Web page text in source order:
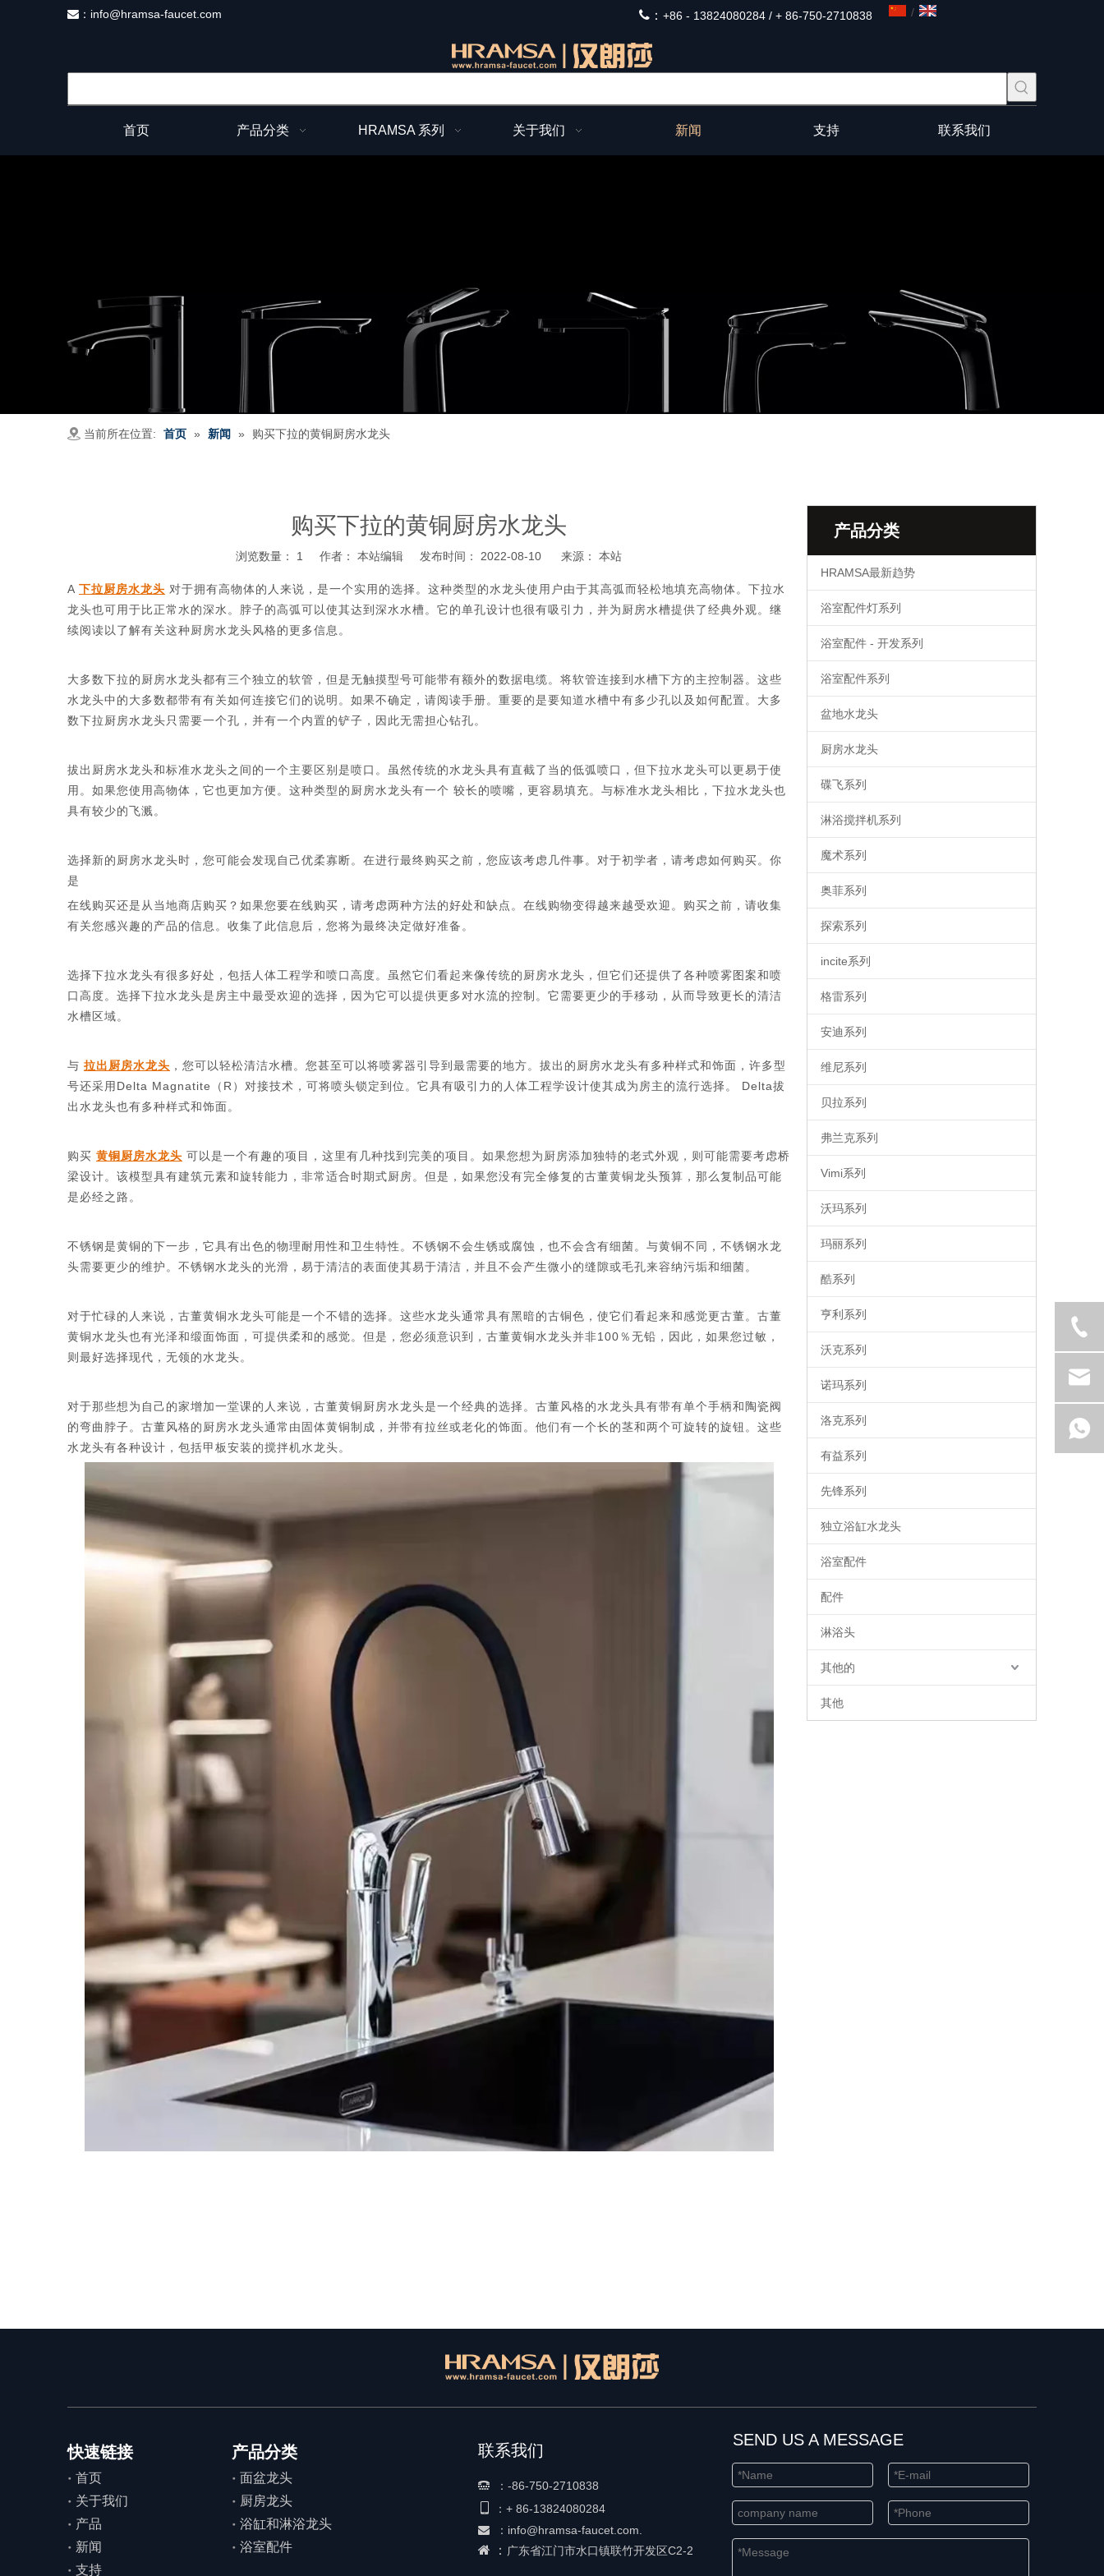
 ： info@hramsa-faucet.com ： +86 - 13824080284 / + 86-750-2710838 /
首页 产品分类 HRAMSA 系列 关于我们 新闻 支持 联系我们
当前所在位置: 首页 » 新闻 » 购买下拉的黄铜厨房水龙头
购买下拉的黄铜厨房水龙头
浏览数量： 1 作者： 本站编辑 发布时间： 2022-08-10 来源： 本站
A 下拉厨房水龙头 对于拥有高物体的人来说，是一个实用的选择。这种类型的水龙头使用户由于其高弧而轻松地填充高物体。下拉水
龙头也可用于比正常水的深水。脖子的高弧可以使其达到深水水槽。它的单孔设计也很有吸引力，并为厨房水槽提供了经典外观。继
续阅读以了解有关这种厨房水龙头风格的更多信息。
大多数下拉的厨房水龙头都有三个独立的软管，但是无触摸型号可能带有额外的数据电缆。将软管连接到水槽下方的主控制器。这些
水龙头中的大多数都带有有关如何连接它们的说明。如果不确定，请阅读手册。重要的是要知道水槽中有多少孔以及如何配置。大多
数下拉厨房水龙头只需要一个孔，并有一个内置的铲子，因此无需担心钻孔。
拔出厨房水龙头和标准水龙头之间的一个主要区别是喷口。虽然传统的水龙头具有直截了当的低弧喷口，但下拉水龙头可以更易于使
用。如果您使用高物体，它也更加方便。这种类型的厨房水龙头有一个 较长的喷嘴，更容易填充。与标准水龙头相比，下拉水龙头也
具有较少的飞溅。
选择新的厨房水龙头时，您可能会发现自己优柔寡断。在进行最终购买之前，您应该考虑几件事。对于初学者，请考虑如何购买。你
是
在线购买还是从当地商店购买？如果您要在线购买，请考虑两种方法的好处和缺点。在线购物变得越来越受欢迎。购买之前，请收集
有关您感兴趣的产品的信息。收集了此信息后，您将为最终决定做好准备。
选择下拉水龙头有很多好处，包括人体工程学和喷口高度。虽然它们看起来像传统的厨房水龙头，但它们还提供了各种喷雾图案和喷
口高度。选择下拉水龙头是房主中最受欢迎的选择，因为它可以提供更多对水流的控制。它需要更少的手移动，从而导致更长的清洁
水槽区域。
与 拉出厨房水龙头 ，您可以轻松清洁水槽。您甚至可以将喷雾器引导到最需要的地方。拔出的厨房水龙头有多种样式和饰面，许多型
号还采用Delta Magnatite（R）对接技术，可将喷头锁定到位。它具有吸引力的人体工程学设计使其成为房主的流行选择。 Delta拔
出水龙头也有多种样式和饰面。
购买 黄铜厨房水龙头 可以是一个有趣的项目，这里有几种找到完美的项目。如果您想为厨房添加独特的老式外观，则可能需要考虑桥
梁设计。该模型具有建筑元素和旋转能力，非常适合时期式厨房。但是，如果您没有完全修复的古董黄铜龙头预算，那么复制品可能
是必经之路。
不锈钢是黄铜的下一步，它具有出色的物理耐用性和卫生特性。不锈钢不会生锈或腐蚀，也不会含有细菌。与黄铜不同，不锈钢水龙
头需要更少的维护。不锈钢水龙头的光滑，易于清洁的表面使其易于清洁，并且不会产生微小的缝隙或毛孔来容纳污垢和细菌。
对于忙碌的人来说，古董黄铜水龙头可能是一个不错的选择。这些水龙头通常具有黑暗的古铜色，使它们看起来和感觉更古董。古董
黄铜水龙头也有光泽和缎面饰面，可提供柔和的感觉。但是，您必须意识到，古董黄铜水龙头并非100％无铅，因此，如果您过敏，
则最好选择现代，无领的水龙头。
对于那些想为自己的家增加一堂课的人来说，古董黄铜厨房水龙头是一个经典的选择。古董风格的水龙头具有带有单个手柄和陶瓷阀
的弯曲脖子。古董风格的厨房水龙头通常由固体黄铜制成，并带有拉丝或老化的饰面。他们有一个长的茎和两个可旋转的旋钮。这些
水龙头有各种设计，包括甲板安装的搅拌机水龙头。
产品分类
HRAMSA最新趋势
浴室配件灯系列
浴室配件 - 开发系列
浴室配件系列
盆地水龙头
厨房水龙头
碟飞系列
淋浴搅拌机系列
魔术系列
奥菲系列
探索系列
incite系列
格雷系列
安迪系列
维尼系列
贝拉系列
弗兰克系列
Vimi系列
沃玛系列
玛丽系列
酷系列
亨利系列
沃克系列
诺玛系列
洛克系列
有益系列
先锋系列
独立浴缸水龙头
浴室配件
配件
淋浴头
其他的
其他
快速链接
首页
关于我们
产品
新闻
支持
产品分类
面盆龙头
厨房龙头
浴缸和淋浴龙头
浴室配件
联系我们
 ： -86-750-2710838
： + 86-13824080284
 ： info@hramsa-faucet.com.
 ： 广东省江门市水口镇联竹开发区C2-2
SEND US A MESSAGE